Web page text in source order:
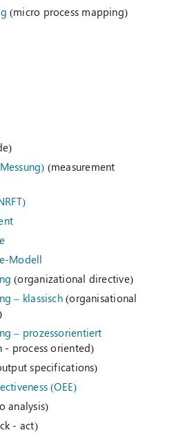
(micro process mapping)
(measurement
Modell
(organizational directive)
– klassisch(organisational
– prozessorientiert
- process oriented)
specifications)
(OEE)
analysis)
- act)